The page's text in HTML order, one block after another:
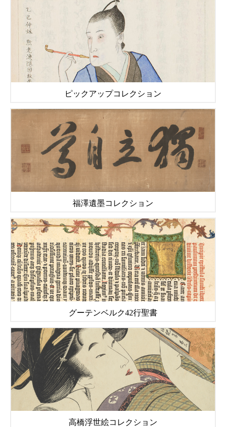
ピックアップコレクション
福澤遺墨コレクション
グーテンベルク42行聖書
高橋浮世絵コレクション